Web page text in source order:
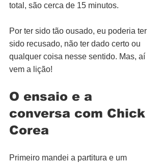
total, são cerca de 15 minutos.
Por ter sido tão ousado, eu poderia ter
sido recusado, não ter dado certo ou
qualquer coisa nesse sentido. Mas, aí
vem a lição!
O ensaio e a
conversa com Chick
Corea
Primeiro mandei a partitura e um